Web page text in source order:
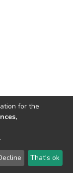
for the
.
That's ok